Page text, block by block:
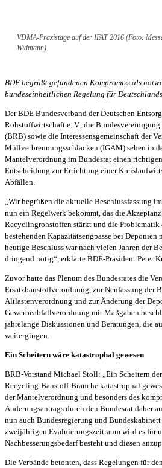
VDMA-Praxistage auf der IFAT 2016 (Foto:
Widmann)
BDE begrüßt gefundenen Kompromiss als
bundeseinheitlichen Regelung für
Der BDE Bundesverband der Deutschen
Rohstoffwirtschaft e. V., die
(BRB) sowie die Interessensgemeinschaft der
Müllverbrennungsschlacken (IGAM) sehen in
Mantelverordnung im Bundesrat einen
Entscheidung zur Errichtung einer
Abfällen.
„Wir begrüßen die aktuelle Beschlussfassung
nun ein Regelwerk bekommt, das die
Recyclingrohstoffen stärkt und die Problematik
bestehenden Kapazitätsengpässe bei Deponien
heutige Beschluss war nach vielen Jahren der
dringend nötig“, erklärte BDE-Präsident Peter
Zuvor hatte das Plenum des Bundesrates die
Ersatzbaustoffverordnung, zur Neufassung der
Altlastenverordnung und zur Änderung der
Gewerbeabfallverordnung mit Maßgaben
jahrelange Diskussionen und Beratungen, die
weitergingen.
Ein Scheitern wäre katastrophal gewesen
BRB-Vorstand Michael Stoll: „Ein Scheitern
Recycling-Baustoff-Branche katastrophal
der Mantelverordnung und besonders des
Änderungsantrags durch den Bundesrat daher
nun auch Bundesregierung und
zweijährigen Evaluierungszeitraum wird es für
Nachbesserungsbedarf besteht und diesen
Die Verbände betonten, dass Regelungen für